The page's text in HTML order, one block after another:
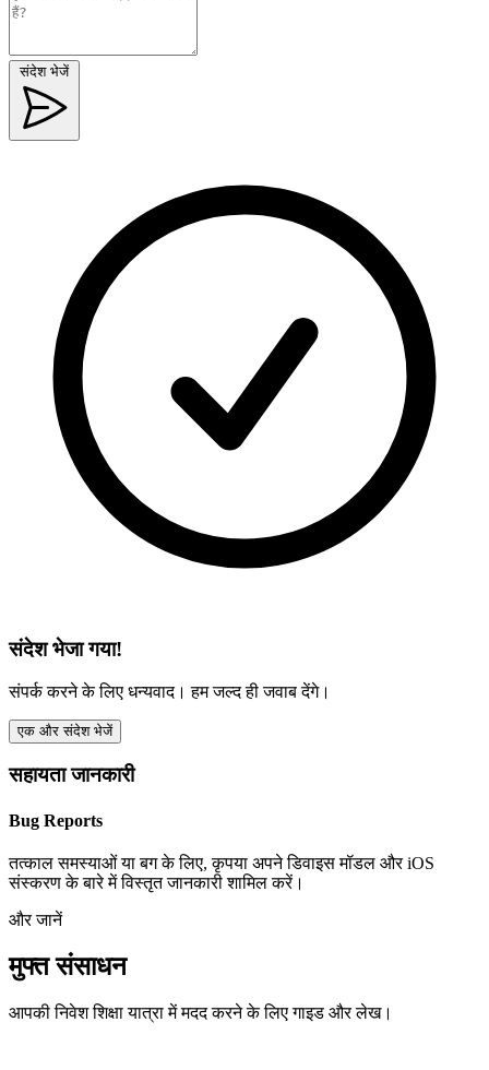
संदेश भेजें
संदेश भेजा गया!
संपर्क करने के लिए धन्यवाद। हम जल्द ही जवाब देंगे।
एक और संदेश भेजें
सहायता जानकारी
Bug Reports
तत्काल समस्याओं या बग के लिए, कृपया अपने डिवाइस मॉडल और iOS
संस्करण के बारे में विस्तृत जानकारी शामिल करें।
और जानें
मुफ्त संसाधन
आपकी निवेश शिक्षा यात्रा में मदद करने के लिए गाइड और लेख।